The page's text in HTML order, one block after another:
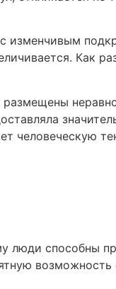
изменчивым
Как
человеческую
люди способны